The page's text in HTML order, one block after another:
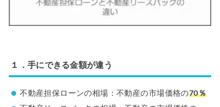
１．手にできる金額が違う
不動産担保ローンの相場：不動産の市場価格の70％